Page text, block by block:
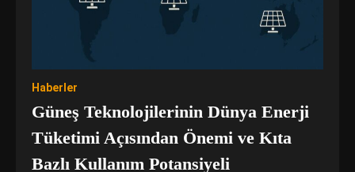
Haberler
Güneş Teknolojilerinin Dünya Enerji
Tüketimi Açısından Önemi ve Kıta
Bazlı Kullanım Potansiyeli